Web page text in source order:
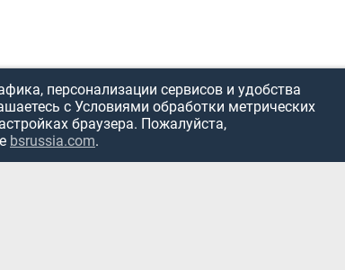
персонализации сервисов и удобства
с Условиями обработки метрических
браузера. Пожалуйста,
bsrussia.com.